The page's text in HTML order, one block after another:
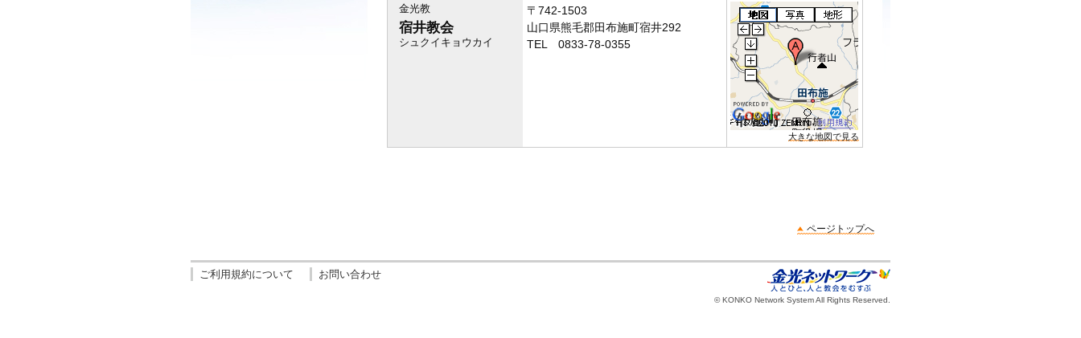
金光教
宿井教会
シュクイキョウカイ
〒742-1503
山口県熊毛郡田布施町宿井292
TEL 0833-78-0355
大きな地図で見る
ページトップへ
ご利用規約について お問い合わせ
© KONKO Network System All Rights Reserved.